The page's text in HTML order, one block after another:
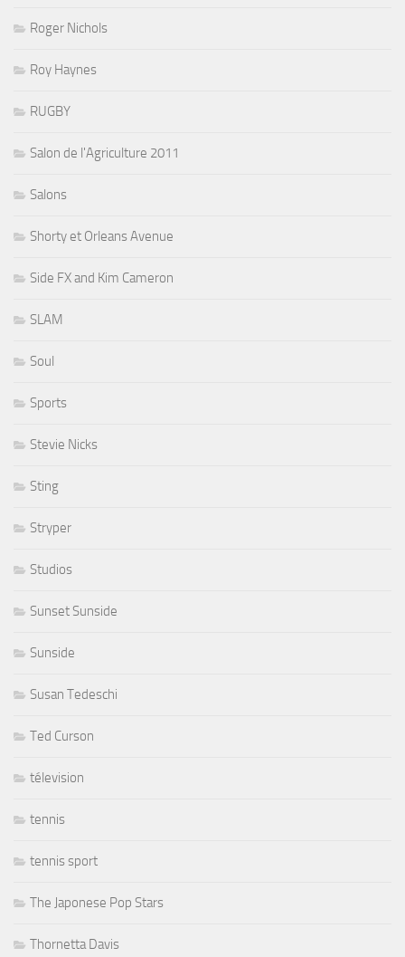
Roger Nichols
Roy Haynes
RUGBY
Salon de l'Agriculture 2011
Salons
Shorty et Orleans Avenue
Side FX and Kim Cameron
SLAM
Soul
Sports
Stevie Nicks
Sting
Stryper
Studios
Sunset Sunside
Sunside
Susan Tedeschi
Ted Curson
télevision
tennis
tennis sport
The Japonese Pop Stars
Thornetta Davis